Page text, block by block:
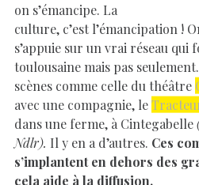
on s’émancipe. La
culture, c’est l’émancipation !
s’appuie sur un vrai réseau
toulousaine mais pas
scènes comme celle du théâtre
avec une compagnie, le
dans une ferme, à Cintegabelle
Ndlr). Il y en a d’autres. Ces
s’implantent en dehors des
cela aide à la diffusion.